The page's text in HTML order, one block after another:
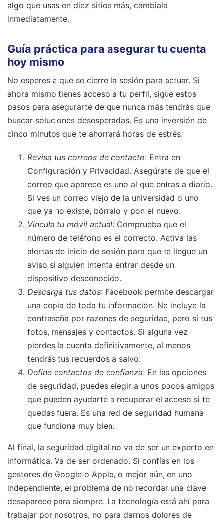
algo que usas en diez sitios más, cámbiala
inmediatamente.
Guía práctica para asegurar tu cuenta
hoy mismo
No esperes a que se cierre la sesión para actuar. Si
ahora mismo tienes acceso a tu perfil, sigue estos
pasos para asegurarte de que nunca más tendrás que
buscar soluciones desesperadas. Es una inversión de
cinco minutos que te ahorrará horas de estrés.
Revisa tus correos de contacto: Entra en
Configuración y Privacidad. Asegúrate de que el
correo que aparece es uno al que entras a diario.
Si ves un correo viejo de la universidad o uno
que ya no existe, bórralo y pon el nuevo.
Vincula tu móvil actual: Comprueba que el
número de teléfono es el correcto. Activa las
alertas de inicio de sesión para que te llegue un
aviso si alguien intenta entrar desde un
dispositivo desconocido.
Descarga tus datos: Facebook permite descargar
una copia de toda tu información. No incluye la
contraseña por razones de seguridad, pero sí tus
fotos, mensajes y contactos. Si alguna vez
pierdes la cuenta definitivamente, al menos
tendrás tus recuerdos a salvo.
Define contactos de confianza: En las opciones
de seguridad, puedes elegir a unos pocos amigos
que pueden ayudarte a recuperar el acceso si te
quedas fuera. Es una red de seguridad humana
que funciona muy bien.
Al final, la seguridad digital no va de ser un experto en
informática. Va de ser ordenado. Si confías en los
gestores de Google o Apple, o mejor aún, en uno
independiente, el problema de no recordar una clave
desaparece para siempre. La tecnología está ahí para
trabajar por nosotros, no para darnos dolores de